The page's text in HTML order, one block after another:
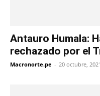
Antauro Humala:
rechazado por el
Macronorte.pe - 20 octubre, 2021